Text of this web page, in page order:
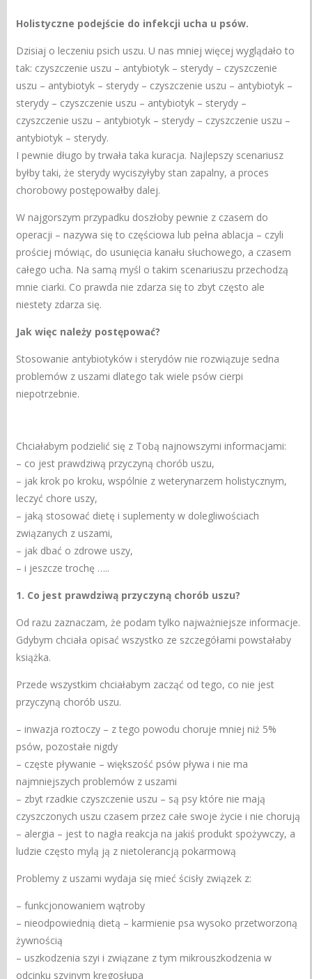
Holistyczne podejście do infekcji ucha u psów.
Dzisiaj o leczeniu psich uszu. U nas mniej więcej wyglądało to
tak: czyszczenie uszu – antybiotyk – sterydy – czyszczenie
uszu – antybiotyk – sterydy – czyszczenie uszu – antybiotyk –
sterydy – czyszczenie uszu – antybiotyk – sterydy –
czyszczenie uszu – antybiotyk – sterydy – czyszczenie uszu –
antybiotyk – sterydy.
I pewnie długo by trwała taka kuracja. Najlepszy scenariusz
byłby taki, że sterydy wyciszyłyby stan zapalny, a proces
chorobowy postępowałby dalej.
W najgorszym przypadku doszłoby pewnie z czasem do
operacji – nazywa się to częściowa lub pełna ablacja – czyli
prościej mówiąc, do usunięcia kanału słuchowego, a czasem
całego ucha. Na samą myśl o takim scenariuszu przechodzą
mnie ciarki. Co prawda nie zdarza się to zbyt często ale
niestety zdarza się.
Jak więc należy postępować?
Stosowanie antybiotyków i sterydów nie rozwiązuje sedna
problemów z uszami dlatego tak wiele psów cierpi
niepotrzebnie.
Chciałabym podzielić się z Tobą najnowszymi informacjami:
– co jest prawdziwą przyczyną chorób uszu,
– jak krok po kroku, wspólnie z weterynarzem holistycznym,
leczyć chore uszy,
– jaką stosować dietę i suplementy w dolegliwościach
związanych z uszami,
– jak dbać o zdrowe uszy,
– i jeszcze trochę …..
1. Co jest prawdziwą przyczyną chorób uszu?
Od razu zaznaczam, że podam tylko najważniejsze informacje.
Gdybym chciała opisać wszystko ze szczegółami powstałaby
książka.
Przede wszystkim chciałabym zacząć od tego, co nie jest
przyczyną chorób uszu.
– inwazja roztoczy – z tego powodu choruje mniej niż 5%
psów, pozostałe nigdy
– częste pływanie – większość psów pływa i nie ma
najmniejszych problemów z uszami
– zbyt rzadkie czyszczenie uszu – są psy które nie mają
czyszczonych uszu czasem przez całe swoje życie i nie chorują
– alergia – jest to nagła reakcja na jakiś produkt spożywczy, a
ludzie często mylą ją z nietolerancją pokarmową
Problemy z uszami wydaja się mieć ścisły związek z:
– funkcjonowaniem wątroby
– nieodpowiednią dietą – karmienie psa wysoko przetworzoną
żywnością
– uszkodzenia szyi i związane z tym mikrouszkodzenia w
odcinku szyjnym kręgosłupa